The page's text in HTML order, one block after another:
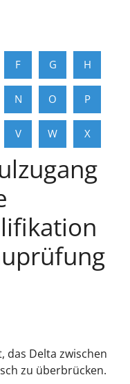
F G H
N O P
V W X
das Delta zwischen
zu überbrücken.